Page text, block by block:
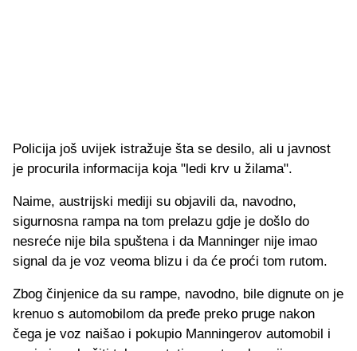
Policija još uvijek istražuje šta se desilo, ali u javnost
je procurila informacija koja "ledi krv u žilama".
Naime, austrijski mediji su objavili da, navodno,
sigurnosna rampa na tom prelazu gdje je došlo do
nesreće nije bila spuštena i da Manninger nije imao
signal da je voz veoma blizu i da će proći tom rutom.
Zbog činjenice da su rampe, navodno, bile dignute on je
krenuo s automobilom da pređe preko pruge nakon
čega je voz naišao i pokupio Manningerov automobil i